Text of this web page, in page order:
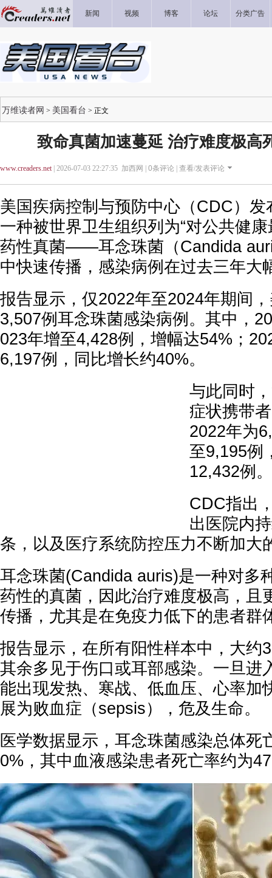
新闻 视频 博客 论坛 分类广告
万维读者网 > 美国看台 > 正文
致命真菌加速蔓延 治疗难度极高
www.creaders.net| 2026-07-03 22:27:35 加西网 | 0条评论 | 查看/发表评论
美国疾病控制与预防中心（CDC）
一种被世界卫生组织列为“对公共健
药性真菌——耳念珠菌（Candida
中快速传播，感染病例在过去三年大
报告显示，仅2022年至2024年期间
3,507例耳念珠菌感染病例。其中，
023年增至4,428例，增幅达54%；
6,197例，同比增长约40%。
与此同时
症状携带
2022年为
至9,195例
12,432例。
CDC指出
出医院内
条，以及医疗系统防控压力不断加大
耳念珠菌(Candida auris)是一种对多
药性的真菌，因此治疗难度极高，且
传播，尤其是在免疫力低下的患者群
报告显示，在所有阳性样本中，大约
其余多见于伤口或耳部感染。一旦进
能出现发热、寒战、低血压、心率加
展为败血症（sepsis），危及生命。
医学数据显示，耳念珠菌感染总体死
0%，其中血液感染患者死亡率约为